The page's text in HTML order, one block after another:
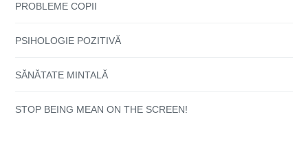
PROBLEME COPII
PSIHOLOGIE POZITIVĂ
SĂNĂTATE MINTALĂ
STOP BEING MEAN ON THE SCREEN!